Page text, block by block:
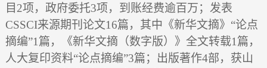
目 2项，政府委托3项，到账经费逾百万；发表
CSSCI来源期刊论文16篇，其中《新华文摘》“论点
摘编”1 篇，《新华文摘（数字版）》全文转载1 篇，
人大复印资料“论点摘编”3篇；出版著作4部，获山